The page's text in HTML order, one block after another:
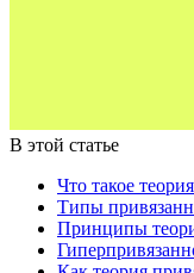
В этой статье
Что такое
Типы
Принципы